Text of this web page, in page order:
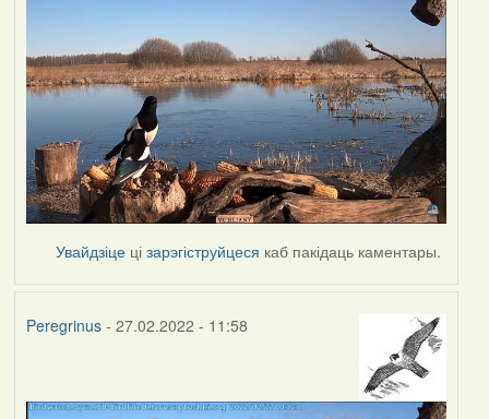
Увайдзіце цізарэгіструйцеся каб пакідаць каментары.
Peregrinus- 27.02.2022 - 11:58